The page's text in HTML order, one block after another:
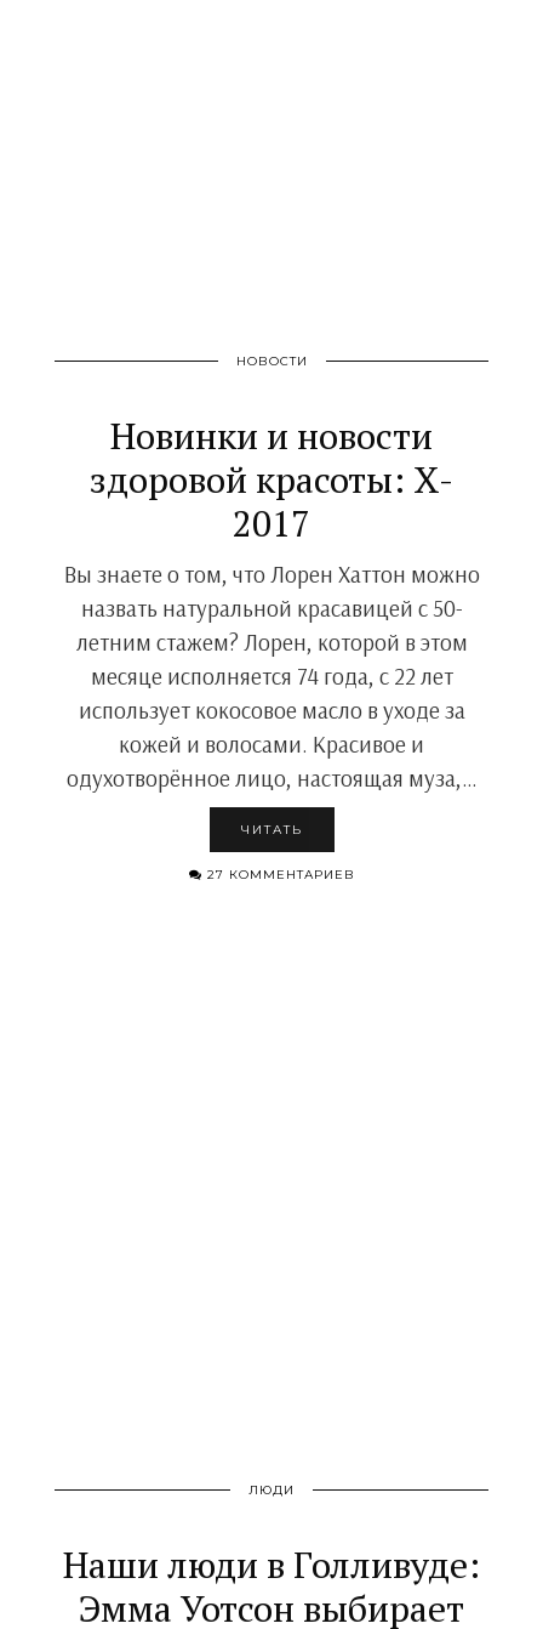
НОВОСТИ
Новинки и новости
здоровой красоты: X-
2017
Вы знаете о том, что Лорен Хаттон можно
назвать натуральной красавицей с 50-
летним стажем? Лорен, которой в этом
месяце исполняется 74 года, с 22 лет
использует кокосовое масло в уходе за
кожей и волосами. Красивое и
одухотворённое лицо, настоящая муза,…
ЧИТАТЬ
27 КОММЕНТАРИЕВ
ЛЮДИ
Наши люди в Голливуде:
Эмма Уотсон выбирает